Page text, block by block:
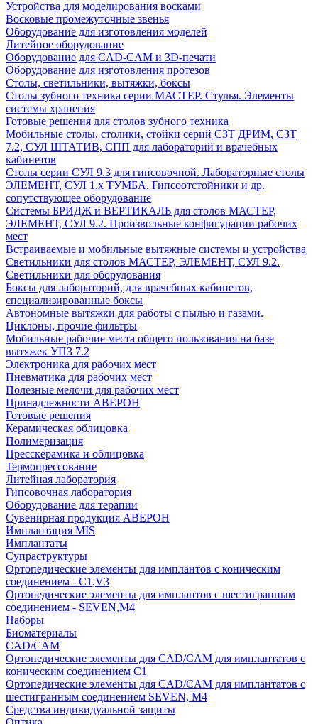
Устройства для моделирования восками
Восковые промежуточные звенья
Оборудование для изготовления моделей
Литейное оборудование
Оборудование для CAD-CAM и 3D-печати
Оборудование для изготовления протезов
Cтолы, светильники, вытяжки, боксы
Столы зубного техника серии МАСТЕР. Стулья. Элементы
системы хранения
Готовые решения для столов зубного техника
Мобильные столы, столики, стойки серий СЗТ ДРИМ, СЗТ
7.2, СУЛ ШТАТИВ, СПП для лабораторий и врачебных
кабинетов
Столы серии СУЛ 9.3 для гипсовочной. Лабораторные столы
ЭЛЕМЕНТ, СУЛ 1.х ТУМБА. Гипсоотстойники и др.
сопутствующее оборудование
Системы БРИДЖ и ВЕРТИКАЛЬ для столов МАСТЕР,
ЭЛЕМЕНТ, СУЛ 9.2. Произвольные конфигурации рабочих
мест
Встраиваемые и мобильные вытяжные системы и устройства
Светильники для столов МАСТЕР, ЭЛЕМЕНТ, СУЛ 9.2.
Светильники для оборудования
Боксы для лабораторий, для врачебных кабинетов,
специализированные боксы
Автономные вытяжки для работы с пылью и газами.
Циклоны, прочие фильтры
Мобильные рабочие места общего пользования на базе
вытяжек УПЗ 7.2
Электроника для рабочих мест
Пневматика для рабочих мест
Полезные мелочи для рабочих мест
Принадлежности АВЕРОН
Готовые решения
Керамическая облицовка
Полимеризация
Пресскерамика и облицовка
Термопрессование
Литейная лаборатория
Гипсовочная лаборатория
Оборудование для терапии
Сувенирная продукция АВЕРОН
Имплантация MIS
Имплантаты
Супраструктуры
Ортопедические элементы для имплантов с коническим
соединением - C1,V3
Ортопедические элементы для имплантов с шестигранным
соединением - SEVEN,M4
Наборы
Биоматериалы
CAD/CAM
Ортопедические элементы для CAD/CAM для имплантатов с
коническим соединением С1
Ортопедические элементы для CAD/CAM для имплантатов с
шестигранным соединением SEVEN, М4
Средства индивидуальной защиты